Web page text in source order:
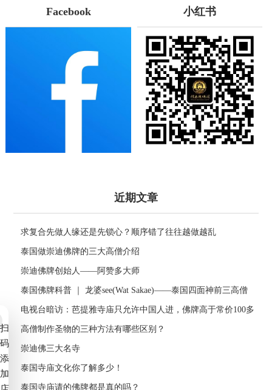
Facebook 小红书
近期文章
求复合先做人缘还是先锁心？顺序错了往往越做越乱
泰国做崇迪佛牌的三大高僧介绍
崇迪佛牌创始人——阿赞多大师
泰国佛牌科普 ｜ 龙婆see(Wat Sakae)——泰国四面神前三高僧
电视台暗访：芭提雅寺庙只允许中国人进，佛牌高于常价100多
倍！
高僧制作圣物的三种方法有哪些区别？
崇迪佛三大名寺
泰国寺庙文化你了解多少！
泰国寺庙请的佛牌都是真的吗？
扫
码
添
加